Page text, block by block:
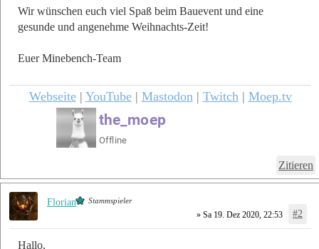
Wir wünschen euch viel Spaß beim Bauevent und eine
gesunde und angenehme Weihnachts-Zeit!
Euer Minebench-Team
Webseite| YouTube| Mastodon| Twitch| Moep.tv
Zitieren
» Sa 19. Dez 2020, 22:53 #2
Hallo,
Florian Stammspieler